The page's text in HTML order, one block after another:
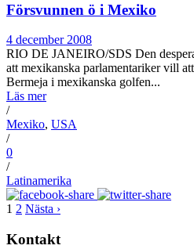
Försvunnen ö i Mexiko
4 december 2008
RIO DE JANEIRO/SDS Den
att mexikanska parlamentariker vill
Bermeja i mexikanska golfen...
Läs mer
/
Mexiko, USA
/
0
/
Latinamerika
1 2 Nästa ›
Kontakt